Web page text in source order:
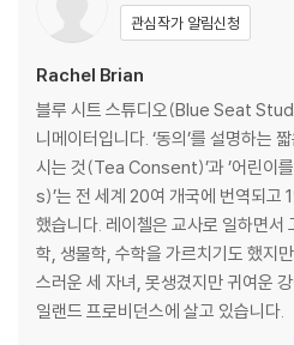
『이안의 멋진 집』 신아미 작가의 신간 그
『이안의 멋진 집』으로 2023년 볼로냐
00명의 신인 작가 작품에 주어지는 상
SHELF 부문에 선정되고, 그해 올해의
계적으로 인정 받은 신아미 작가의 신작
어요. 전작에서는 세 명의 친구들에게
가 이안이 이번 『이안의 특별한 모험』
찾아 전 세계를 넘어 우주로까지 모험을
하룻밤 사이 달이 뜨고 진다
하루 동안 잠자리는 날 준비를 마친다
열이틀이 지나면 검은지빠귀 알이 부화한
2주에 걸쳐 낙타는 사막을 건너 물을 마신
한 달이면 달이 지구를 한 바퀴 돈다
여러 달 동안 꿀단지개미는 식량을 저장
겨울 한 철 곰은 잠을 자며 봄을 기다린다
아홉 달 동안 아기가 자란다
1년 동안 사과나무가 자라 열매를 맺는다
25년에 걸쳐 산호초가 만들어진다
30년 만에 용설란 꽃이 핀다
관심작가 알림신청
Rachel Brian
블루 시트 스튜디오(Blue Seat
니메이터입니다. ‘동의’를 설명하는
시는 것(Tea Consent)’과 ’어린
s)’는 전 세계 20여 개국에 번역되고
했습니다. 레이첼은 교사로 일하면서
학, 생물학, 수학을 가르치기도 했지
스러운 세 자녀, 못생겼지만 귀여운
일랜드 프로비던스에 살고 있습니다.